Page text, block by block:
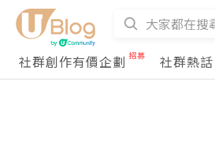
社群創作有價企劃
社群熱話